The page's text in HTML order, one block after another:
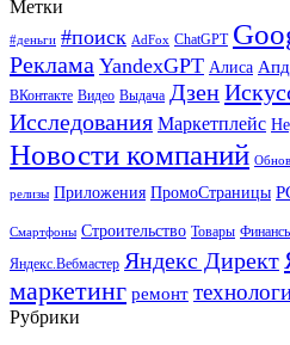
Метки
#деньги #поиск AdFox ChatGPT
Реклама YandexGPT Алиса
ВКонтакте Видео Выдача Дзен
Исследования Маркетплейс
Новости компаний
релизы Приложения ПромоСтраницы
Смартфоны Строительство Товары
Яндекс.Вебмастер Яндекс Директ
маркетинг ремонт
Рубрики